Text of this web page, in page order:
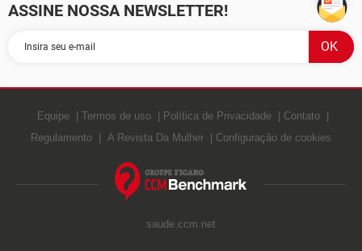
ASSINE NOSSA NEWSLETTER!
Equipe Termos de uso Política de Privacidade
Contato
Regulamento
A Revista Da Mulher Configuração de cookies
saude.ccm.net